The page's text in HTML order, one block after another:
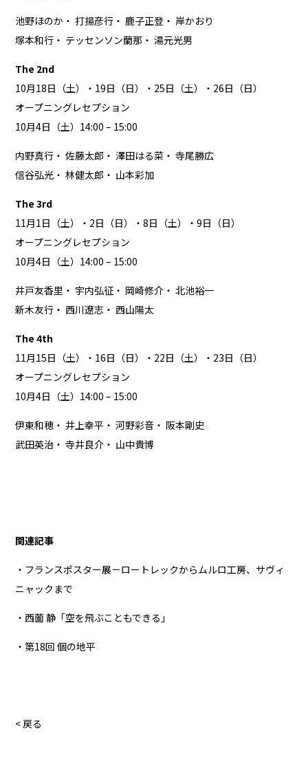
池野ほのか ・打揚彦行 ・鹿子正登 ・ 岸かおり
塚本和行 ・ テッセンソン蘭那 ・湯元光男
The 2nd
10月18日（土）・19日（日）・25日（土）・26日（日）
オープニングレセプション
10月4日（土）14:00 – 15:00
内野真行 ・佐藤太郎 ・澤田はる菜 ・寺尾勝広
信谷弘光 ・林健太郎 ・ 山本彩加
The 3rd
11月1日（土）・2日（日）・8日（土）・9日（日）
オープニングレセプション
10月4日（土）14:00 – 15:00
井戸友香里 ・ 宇内弘征 ・ 岡崎修介 ・北池裕一
新木友行 ・ 西川遼志 ・ 西山陽太
The 4th
11月15日（土）・16日（日）・22日（土）・23日（日）
オープニングレセプション
10月4日（土）14:00 – 15:00
伊東和穂 ・井上幸平 ・河野彩音 ・ 阪本剛史
武田英治 ・寺井良介 ・ 山中貴博
関連記事
・フランスポスター展－ロートレックからムルロ工房、サヴィ
ニャックまで
・西薗 静「空を飛ぶこともできる」
・第18回 個の地平
< 戻る